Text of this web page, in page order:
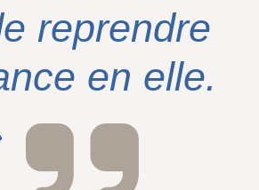
reprendre
en elle.